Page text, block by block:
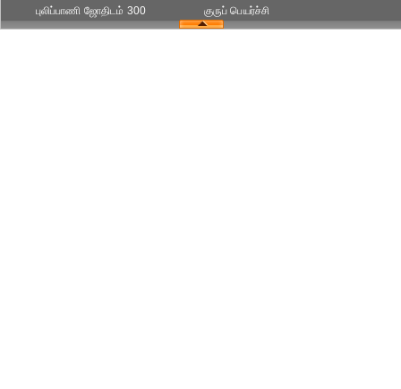
புலிப்பாணி ஜோதிடம் 300
குருப் பெயர்ச்சி